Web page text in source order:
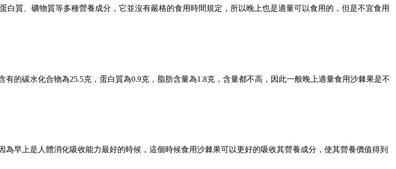
質、礦物質等多種營養成分，它並沒有嚴格的食用時間規定，所以晚上也是適量可以食用的，但是不宜食用
的碳水化合物為25.5克，蛋白質為0.9克，脂肪含量為1.8克，含量都不高，因此一般晚上適量食用沙棘果是不
早上是人體消化吸收能力最好的時候，這個時候食用沙棘果可以更好的吸收其營養成分，使其營養價值得到